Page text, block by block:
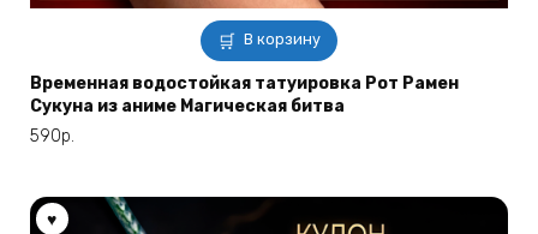
В корзину
Временная водостойкая татуировка Рот Рамен
Сукуна из аниме Магическая битва
590р.